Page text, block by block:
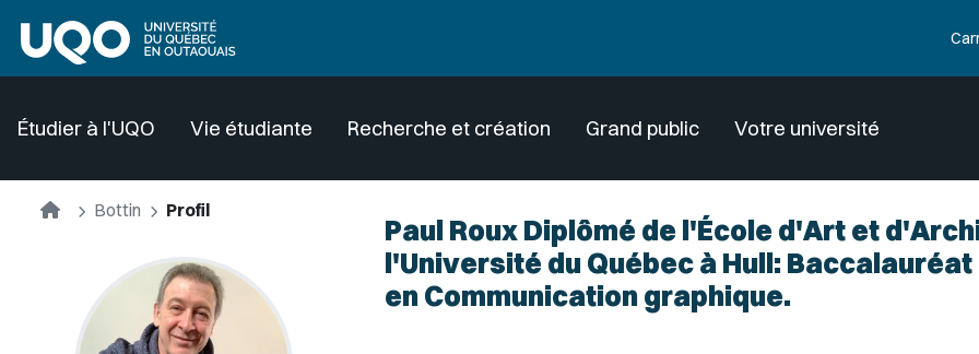
Étudier à l'UQO Vie étudiante Recherche et création Grand public Votre université
AccueilBottin Profil
Paul Roux Diplômé de l'École d'Art et
l'Université du Québec à Hull:
en Communication graphique.